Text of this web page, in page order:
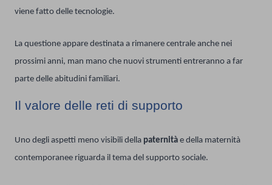
viene fatto delle tecnologie.
La questione appare destinata a rimanere centrale anche nei
prossimi anni, man mano che nuovi strumenti entreranno a far
parte delle abitudini familiari.
Il valore delle reti di supporto
Uno degli aspetti meno visibili della paternità e della maternità
contemporanee riguarda il tema del supporto sociale.